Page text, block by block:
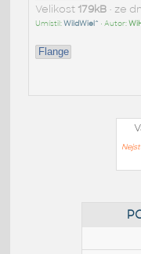
Velikost 179kB• ze
Umístil:WildWiel^ • Autor:
Flange